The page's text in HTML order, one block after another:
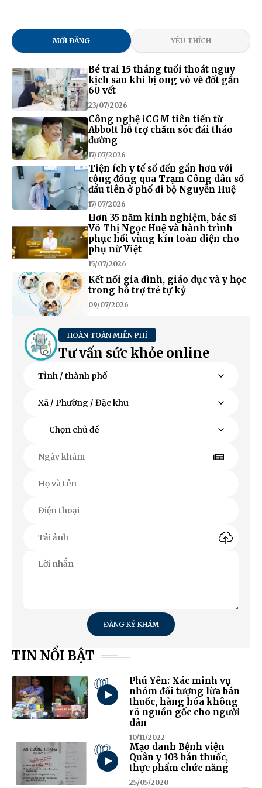
MỚI ĐĂNG YÊU THÍCH
Bé trai 15 tháng tuổi thoát nguy
kịch sau khi bị ong vò vẽ đốt gần
60 vết
23/07/2026
Công nghệ iCGM tiên tiến từ
Abbott hỗ trợ chăm sóc đái tháo
đường
17/07/2026
Tiện ích y tế số đến gần hơn với
cộng đồng qua Trạm Công dân số
đầu tiên ở phố đi bộ Nguyễn Huệ
17/07/2026
Hơn 35 năm kinh nghiệm, bác sĩ
Võ Thị Ngọc Huệ và hành trình
phục hồi vùng kín toàn diện cho
phụ nữ Việt
15/07/2026
Kết nối gia đình, giáo dục và y học
trong hỗ trợ trẻ tự kỷ
09/07/2026
HOÀN TOÀN MIỄN PHÍ
Tư vấn sức khỏe online
ĐĂNG KÝ KHÁM
TIN NỔI BẬT
01
Phú Yên: Xác minh vụ
nhóm đối tượng lừa bán
thuốc, hàng hóa không
rõ nguồn gốc cho người
dân
10/11/2022
02
Mạo danh Bệnh viện
Quân y 103 bán thuốc,
thực phẩm chức năng
25/05/2020